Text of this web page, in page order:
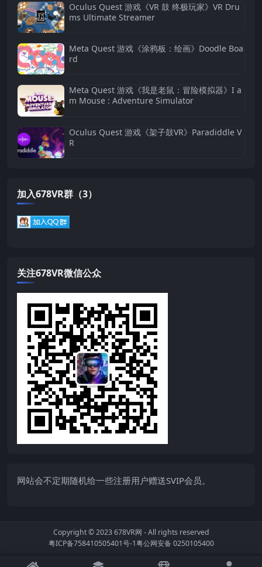
Oculus Quest 游戏《VR 鼓 终极玩家》VR Dru
ms Ultimate Streamer
Meta Quest 游戏《涂鸦板：绘画》Doodle Boa
rd
Meta Quest 游戏《我是老鼠：冒险模拟器》I a
m Mouse : Adventure Simulator
Oculus Quest 游戏《架子鼓VR》Paradiddle V
R
加入678VR群（3）
关注678VR微信公众
网站会不定期随机给一些注册用户赠送SVIP会员。
Copyright © 2023678VR网 - All rights reserved
粤ICP备758410505401号-1粤公网安备 0250105400